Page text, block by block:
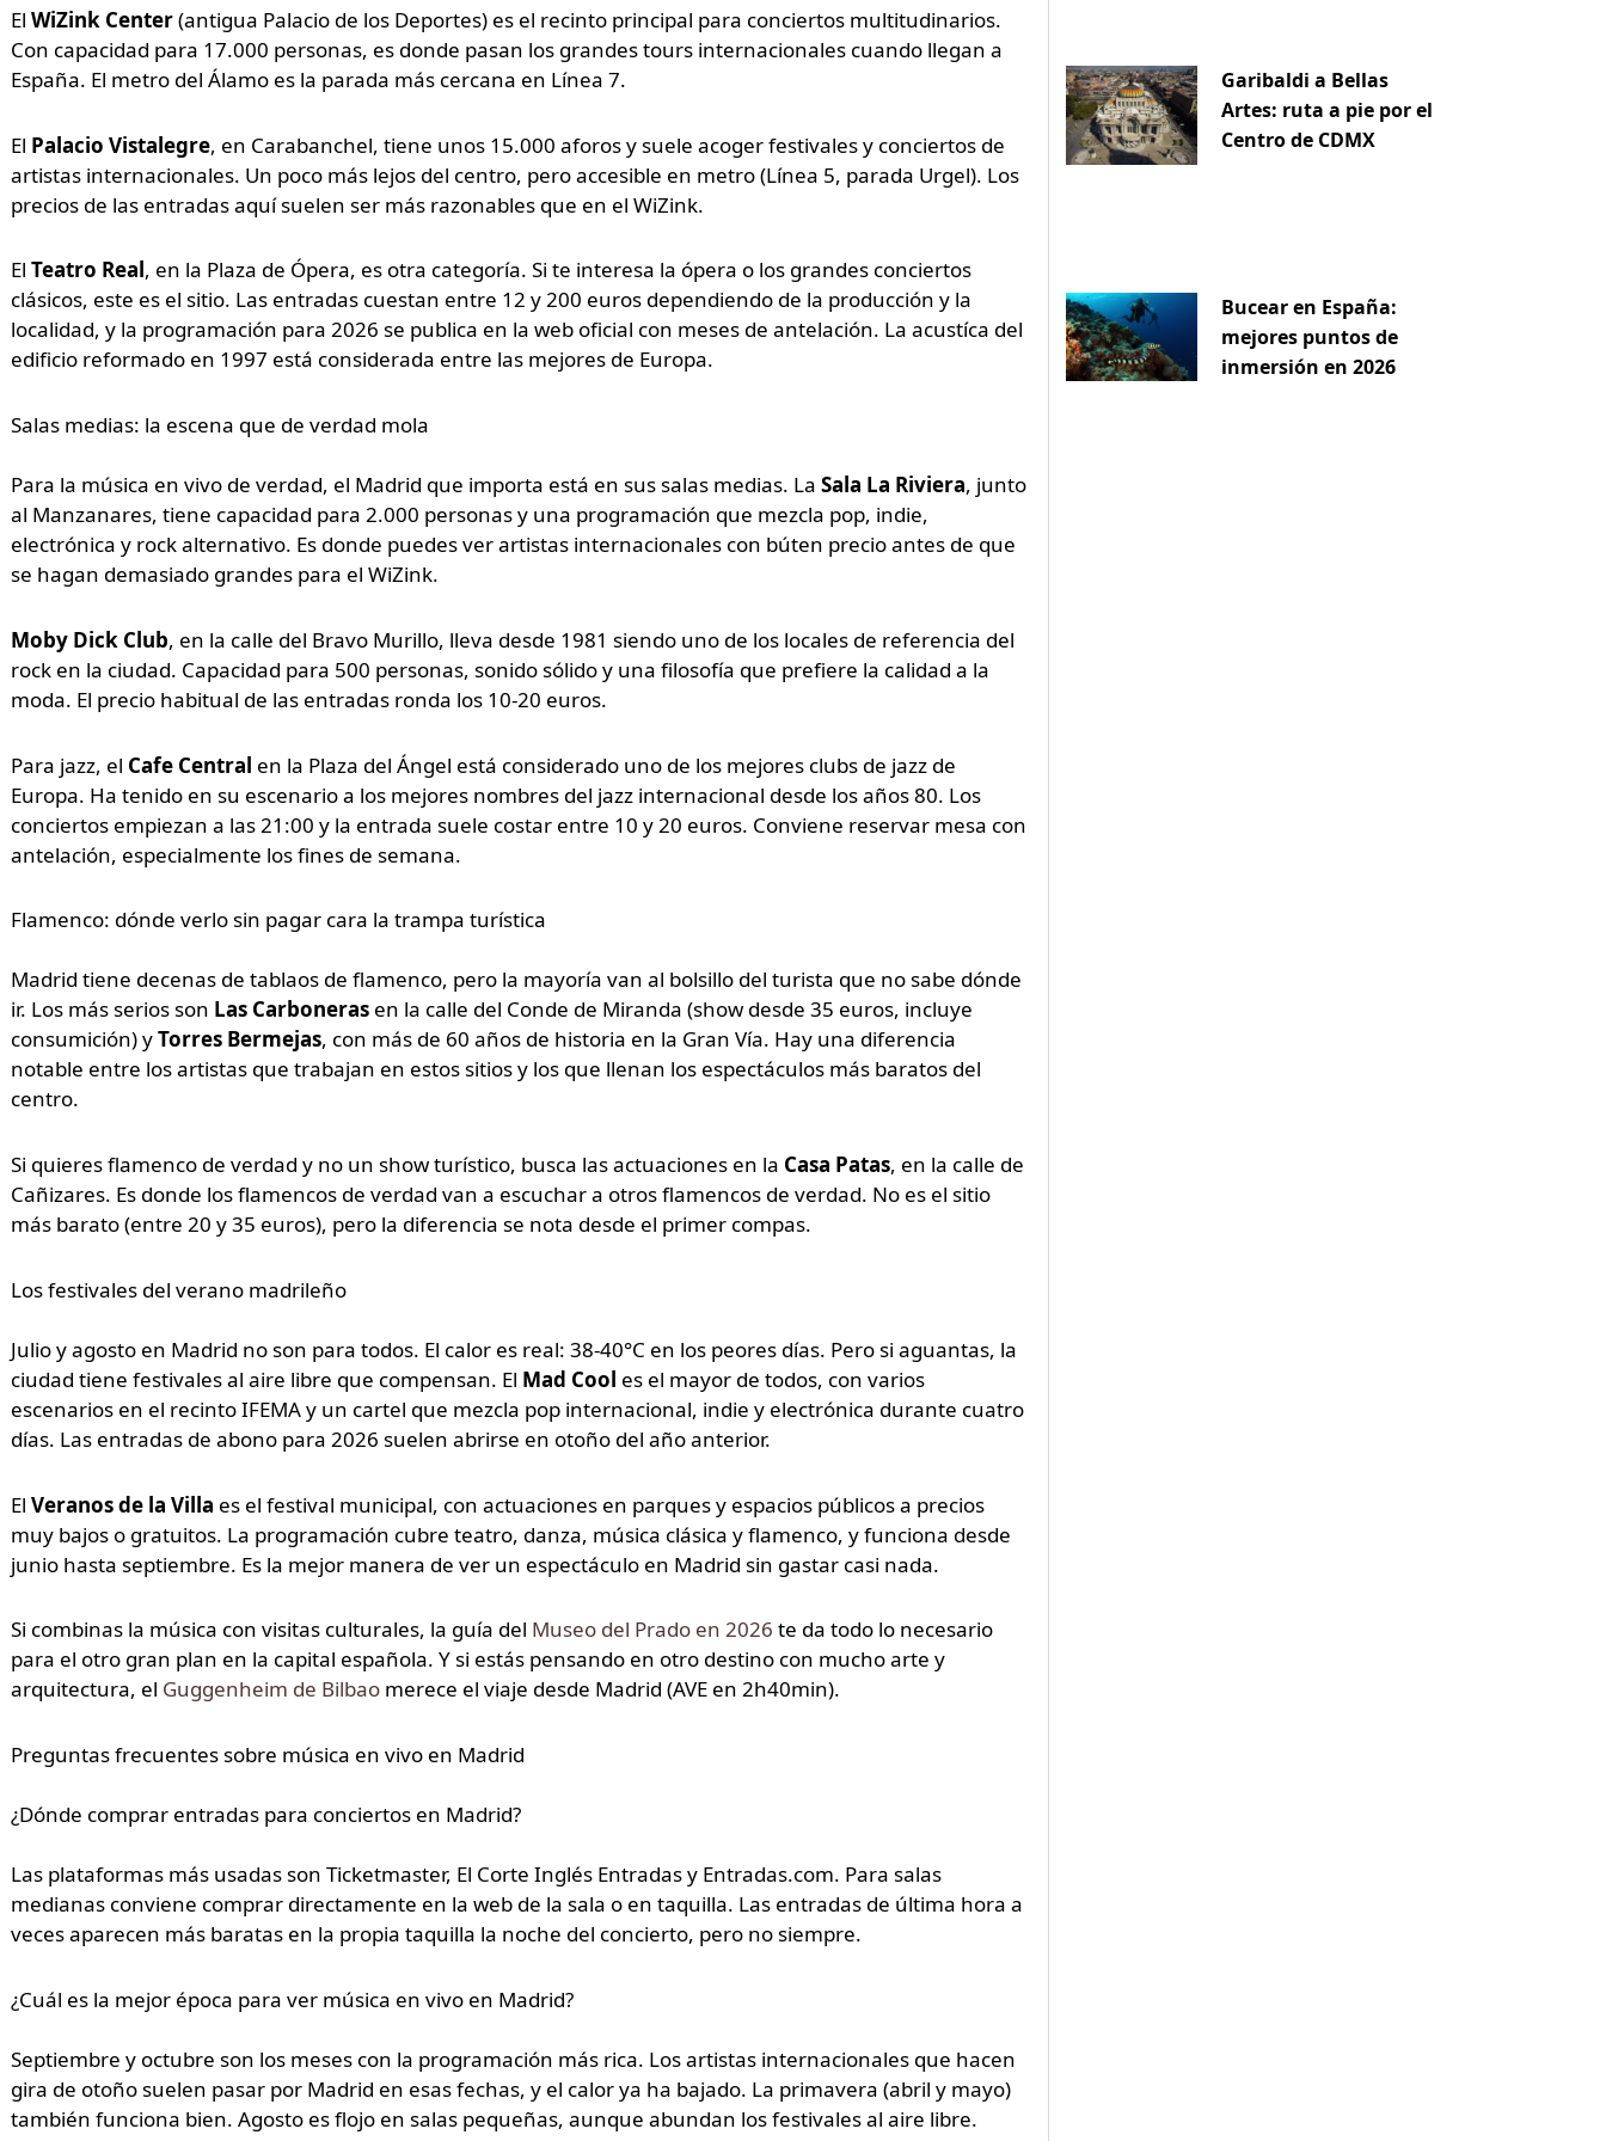
El WiZink Center(antigua Palacio de los Deportes) es el recinto principal para conciertos multitudinarios.
Con capacidad para 17.000 personas, es donde pasan los grandes tours internacionales cuando llegan a
España. El metro del Álamo es la parada más cercana en Línea 7.
El Palacio Vistalegre, en Carabanchel, tiene unos 15.000 aforos y suele acoger festivales y conciertos de
artistas internacionales. Un poco más lejos del centro, pero accesible en metro (Línea 5, parada Urgel). Los
precios de las entradas aquí suelen ser más razonables que en el WiZink.
El Teatro Real, en la Plaza de Ópera, es otra categoría. Si te interesa la ópera o los grandes conciertos
clásicos, este es el sitio. Las entradas cuestan entre 12 y 200 euros dependiendo de la producción y la
localidad, y la programación para 2026 se publica en la web oficial con meses de antelación. La acustíca del
edificio reformado en 1997 está considerada entre las mejores de Europa.
Salas medias: la escena que de verdad mola
Para la música en vivo de verdad, el Madrid que importa está en sus salas medias. La Sala La Riviera, junto
al Manzanares, tiene capacidad para 2.000 personas y una programación que mezcla pop, indie,
electrónica y rock alternativo. Es donde puedes ver artistas internacionales con búten precio antes de que
se hagan demasiado grandes para el WiZink.
Moby Dick Club, en la calle del Bravo Murillo, lleva desde 1981 siendo uno de los locales de referencia del
rock en la ciudad. Capacidad para 500 personas, sonido sólido y una filosofía que prefiere la calidad a la
moda. El precio habitual de las entradas ronda los 10-20 euros.
Para jazz, el Cafe Central en la Plaza del Ángel está considerado uno de los mejores clubs de jazz de
Europa. Ha tenido en su escenario a los mejores nombres del jazz internacional desde los años 80. Los
conciertos empiezan a las 21:00 y la entrada suele costar entre 10 y 20 euros. Conviene reservar mesa con
antelación, especialmente los fines de semana.
Flamenco: dónde verlo sin pagar cara la trampa turística
Madrid tiene decenas de tablaos de flamenco, pero la mayoría van al bolsillo del turista que no sabe dónde
ir. Los más serios son Las Carbonerasen la calle del Conde de Miranda (show desde 35 euros, incluye
consumición) yTorres Bermejas, con más de 60 años de historia en la Gran Vía. Hay una diferencia
notable entre los artistas que trabajan en estos sitios y los que llenan los espectáculos más baratos del
centro.
Si quieres flamenco de verdad y no un show turístico, busca las actuaciones en la Casa Patas, en la calle de
Cañizares. Es donde los flamencos de verdad van a escuchar a otros flamencos de verdad. No es el sitio
más barato (entre 20 y 35 euros), pero la diferencia se nota desde el primer compas.
Los festivales del verano madrileño
Julio y agosto en Madrid no son para todos. El calor es real: 38-40°C en los peores días. Pero si aguantas, la
ciudad tiene festivales al aire libre que compensan. El Mad Cool es el mayor de todos, con varios
escenarios en el recinto IFEMA y un cartel que mezcla pop internacional, indie y electrónica durante cuatro
días. Las entradas de abono para 2026 suelen abrirse en otoño del año anterior.
El Veranos de la Villa es el festival municipal, con actuaciones en parques y espacios públicos a precios
muy bajos o gratuitos. La programación cubre teatro, danza, música clásica y flamenco, y funciona desde
junio hasta septiembre. Es la mejor manera de ver un espectáculo en Madrid sin gastar casi nada.
Si combinas la música con visitas culturales, la guía del Museo del Prado en 2026 te da todo lo necesario
para el otro gran plan en la capital española. Y si estás pensando en otro destino con mucho arte y
arquitectura, el Guggenheim de Bilbaomerece el viaje desde Madrid (AVE en 2h40min).
Preguntas frecuentes sobre música en vivo en Madrid
¿Dónde comprar entradas para conciertos en Madrid?
Las plataformas más usadas son Ticketmaster, El Corte Inglés Entradas y Entradas.com. Para salas
medianas conviene comprar directamente en la web de la sala o en taquilla. Las entradas de última hora a
veces aparecen más baratas en la propia taquilla la noche del concierto, pero no siempre.
¿Cuál es la mejor época para ver música en vivo en Madrid?
Septiembre y octubre son los meses con la programación más rica. Los artistas internacionales que hacen
gira de otoño suelen pasar por Madrid en esas fechas, y el calor ya ha bajado. La primavera (abril y mayo)
también funciona bien. Agosto es flojo en salas pequeñas, aunque abundan los festivales al aire libre.
Garibaldi a Bellas
Artes: ruta a pie por el
Centro de CDMX
Bucear en España:
mejores puntos de
inmersión en 2026